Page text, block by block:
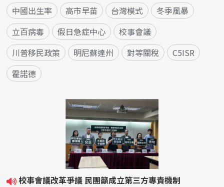
中國出生率
高市早苗 台灣模式
冬季風暴
立百病毒
假日急症中心
校事會議
川普移民政策
明尼蘇達州 對等關稅
C5ISR
霍諾德
校事會議改革爭議 民團籲成立第三方專責機制